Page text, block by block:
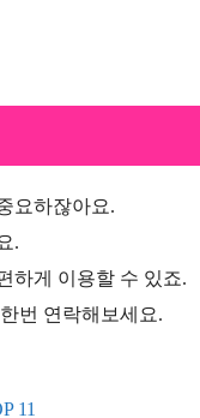
요하잖아요.
.
하게 이용할 수 있죠.
번 연락해보세요.
11